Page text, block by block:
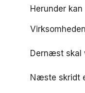
Herunder
Dernæst skal
Næste skridt